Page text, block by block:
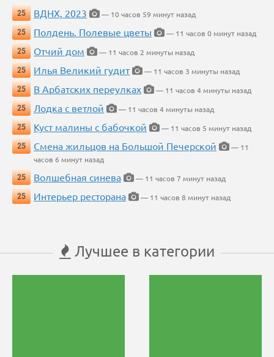
25 ВДНХ, 2023
— 10 часов 59 минут назад
25
Полдень. Полевые цветы
— 11 часов 0 минут назад
25
Отчий дом
— 11 часов 2 минуты назад
25
Илья Великий гудит
— 11 часов 3 минуты назад
25
В Арбатских переулках
— 11 часов 4 минуты назад
25
Лодка с ветлой
— 11 часов 4 минуты назад
25
Куст малины с бабочкой
— 11 часов 5 минут назад
25
Смена жильцов на Большой Печерской
— 11
часов 6 минут назад
25
Волшебная синева
— 11 часов 7 минут назад
25
Интерьер ресторана — 11 часов 8 минут назад
Лучшее в категории